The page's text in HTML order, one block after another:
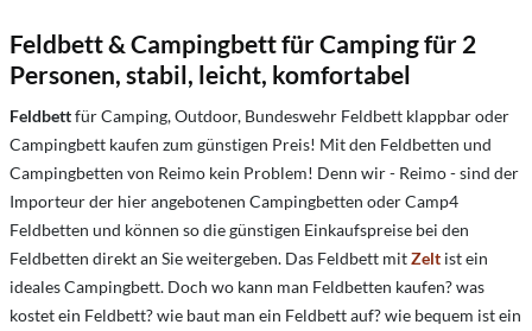
Feldbett & Campingbett für Camping für 2
Personen, stabil, leicht, komfortabel
Feldbettfür Camping, Outdoor, Bundeswehr Feldbett klappbar oder
Campingbett kaufen zum günstigen Preis! Mit den Feldbetten und
Campingbetten von Reimo kein Problem! Denn wir - Reimo - sind der
Importeur der hier angebotenen Campingbetten oder Camp4
Feldbetten und können so die günstigen Einkaufspreise bei den
Feldbetten direkt an Sie weitergeben. Das Feldbett mitZelt ist ein
ideales Campingbett. Doch wo kann man Feldbetten kaufen? was
kostet ein Feldbett? wie baut man ein Feldbett auf? wie bequem ist ein